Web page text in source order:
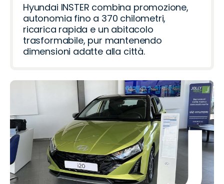
Hyundai INSTER combina promozione,
autonomia fino a 370 chilometri,
ricarica rapida e un abitacolo
trasformabile, pur mantenendo
dimensioni adatte alla città.